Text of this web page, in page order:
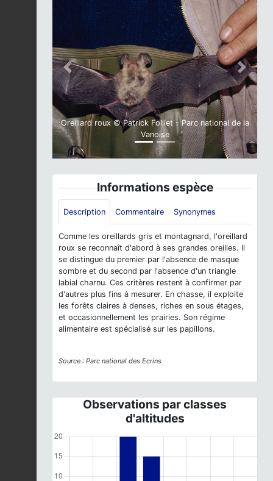
Oreillard roux © Patrick Folliet - Parc national de la
Vanoise
Previous Next
Informations espèce
Description Commentaire Synonymes
Comme les oreillards gris et montagnard, l'oreillard
roux se reconnaît d'abord à ses grandes oreilles. Il
se distingue du premier par l'absence de masque
sombre et du second par l'absence d'un triangle
labial charnu. Ces critères restent à confirmer par
d'autres plus fins à mesurer. En chasse, il exploite
les forêts claires à denses, riches en sous étages,
et occasionnellement les prairies. Son régime
alimentaire est spécialisé sur les papillons.
Source : Parc national des Ecrins
Observations par classes
d'altitudes